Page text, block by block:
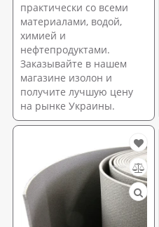
практически со всеми
материалами, водой,
химией и
нефтепродуктами.
Заказывайте в нашем
магазине изолон и
получите лучшую цену
на рынке Украины.